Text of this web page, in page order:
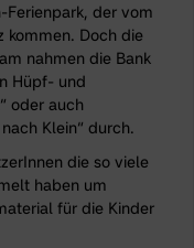
Ferienpark, der vom
kommen. Doch die
nahmen die Bank
Hüpf- und
oder auch
Klein“ durch.
die so viele
haben um
für die Kinder